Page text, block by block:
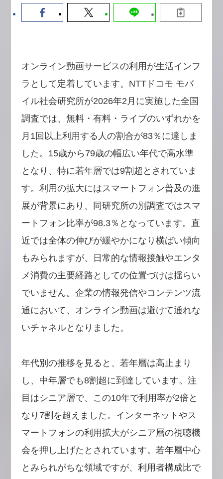
オンライン動画サービスの利用が生活インフ
ラとして定着しています。NTTドコモ モバ
イル社会研究所が2026年2月に実施した全国
調査では、無料・有料・ライブのいずれかを
月1回以上利用する人の割合が83％に達しま
した。15歳から79歳の幅広い年代で高水準
となり、特に若年層では9割超とされていま
す。利用の拡大にはスマートフォン普及の進
展が背景にあり、同研究所の別調査ではスマ
ートフォン比率が98.3％となっています。直
近では全体の伸びが緩やかになり横ばい傾向
もみられますが、日常的な情報接触やエンタ
メ消費の主要経路としての位置づけは揺らい
でいません。企業の情報発信やコンテンツ流
通において、オンライン動画は避けて通れな
いチャネルとなりました。
年代別の推移を見ると、若年層は高止まり
し、中年層でも8割超に到達しています。注
目はシニア層で、この10年で利用率が2倍と
なり7割を超えました。インターネットやス
マートフォンの利用拡大がシニア層の視聴機
会を押し上げたとされています。若年層中心
とみられがちな領域ですが、利用者構成比で